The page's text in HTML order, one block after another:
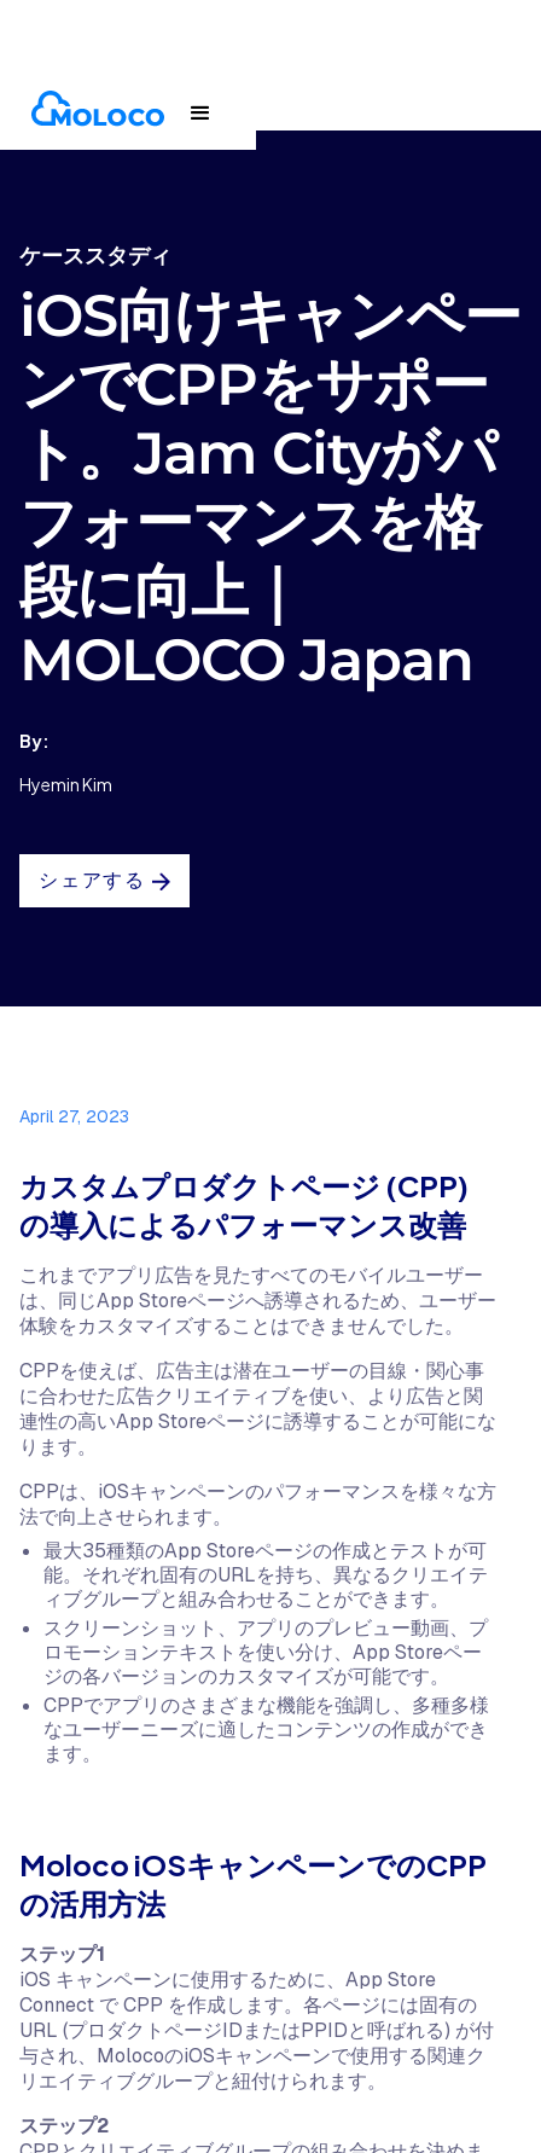
Customers Case Study
ケーススタディ
iOS向けキャンペー
ンでCPPをサポー
ト。Jam Cityがパ
フォーマンスを格
段に向上｜
MOLOCO Japan
By:
Hyemin Kim
シェアする
April 27, 2023
カスタムプロダクトページ (CPP)
の導入によるパフォーマンス改善
これまでアプリ広告を見たすべてのモバイルユーザー
は、同じApp Storeページへ誘導されるため、ユーザー
体験をカスタマイズすることはできませんでした。
CPPを使えば、広告主は潜在ユーザーの目線・関心事
に合わせた広告クリエイティブを使い、より広告と関
連性の高いApp Storeページに誘導することが可能にな
ります。
CPPは、iOSキャンペーンのパフォーマンスを様々な方
法で向上させられます。
最大35種類のApp Storeページの作成とテストが可
能。それぞれ固有のURLを持ち、異なるクリエイテ
ィブグループと組み合わせることができます。
スクリーンショット、アプリのプレビュー動画、プ
ロモーションテキストを使い分け、App Storeペー
ジの各バージョンのカスタマイズが可能です。
CPPでアプリのさまざまな機能を強調し、多種多様
なユーザーニーズに適したコンテンツの作成ができ
ます。
Moloco iOSキャンペーンでのCPP
の活用方法
ステップ1
iOS キャンペーンに使用するために、App Store
Connect で CPP を作成します。各ページには固有の
URL (プロダクトページIDまたはPPIDと呼ばれる) が付
与され、MolocoのiOSキャンペーンで使用する関連ク
リエイティブグループと紐付けられます。
ステップ2